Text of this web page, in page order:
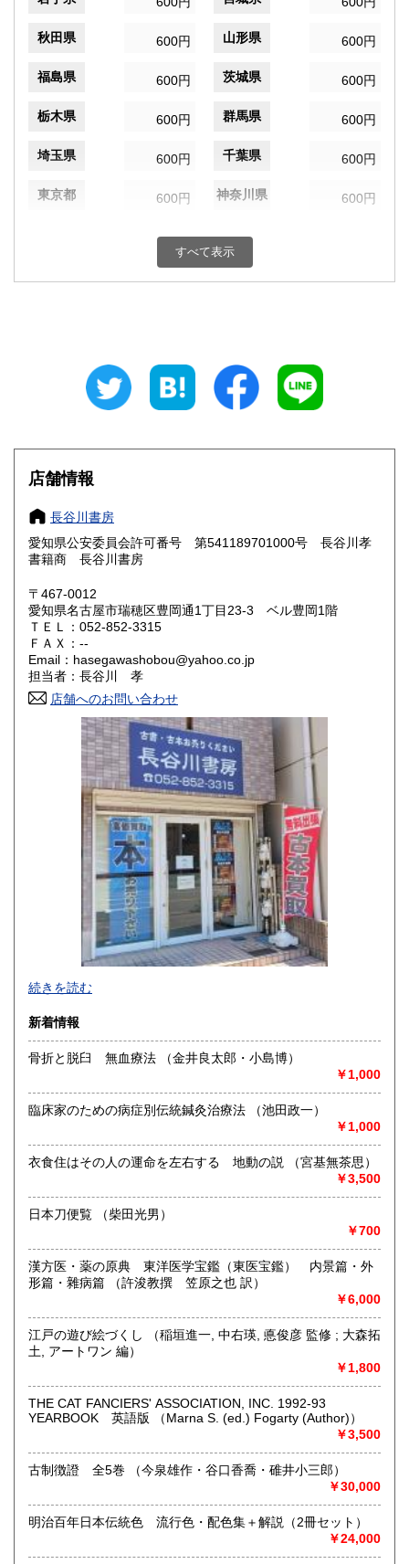
秋田県 600円 山形県 600円
福島県 600円 茨城県 600円
栃木県 600円 群馬県 600円
埼玉県 600円 千葉県 600円
東京都 600円 神奈川県 600円
600円 富山県
600円 三重県
大阪府
奈良県
鳥取県 600円 島根県 600円
岡山県
山口県 600円
香川県 600円 愛媛県
高知県 600円
600円 長崎県
600円 大分県
600円 鹿児島県
600円
すべて表示
店舗情報
長谷川書房
愛知県公安委員会許可番号 第541189701000号 長谷川孝
書籍商 長谷川書房
〒467-0012
愛知県名古屋市瑞穂区豊岡通1丁目23-3 ベル豊岡1階
ＴＥＬ：052-852-3315
ＦＡＸ：--
Email：hasegawashobou@yahoo.co.jp
担当者：長谷川 孝
店舗へのお問い合わせ
稀少・珍しい古書をご提供できるよう努力しております。
す。
沿線名：地下鉄桜通線
営業時間：10時より18時
定休日：不定休(買取出張により臨時休業)・年末年始
(12/30〜1/3)
漫画から専門書・技術書まであらゆるジャンルを買取りいた
お気軽にお問い合わせください。
古書・古本だけでなく、ポスター・絵葉書・ちらし・古地図
などの紙ものやDVD・CD・レコードも買取りしております。
※刀剣・篆刻・書道・美術・デザイン・東洋医学・軍事・易
学(占い)・オカルト・思想・宗教学専門書高価買取りいたし
ます。
続きを読む
新着情報
骨折と脱臼 無血療法 （金井良太郎・小島博）
￥1,000
臨床家のための病症別伝統鍼灸治療法 （池田政一）
￥1,000
衣食住はその人の運命を左右する 地動の説 （宮基無茶思）
￥3,500
日本刀便覧 （柴田光男）
￥700
漢方医・薬の原典 東洋医学宝鑑（東医宝鑑） 内景篇・外
形篇・雜病篇 （許浚教撰 笠原之也 訳）
￥6,000
江戸の遊び絵づくし （稲垣進一, 中右瑛, 悳俊彦 監修 ; 大森拓
土, アートワン 編）
￥1,800
THE CAT FANCIERS' ASSOCIATION, INC. 1992-93
YEARBOOK 英語版 （Marna S. (ed.) Fogarty (Author)）
￥3,500
古制徴證 全5巻 （今泉雄作・谷口香喬・碓井小三郎）
￥30,000
明治百年日本伝統色 流行色・配色集＋解説（2冊セット）
￥24,000